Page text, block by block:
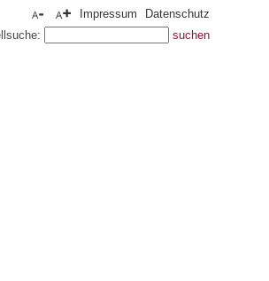
Impressum
Datenschutz